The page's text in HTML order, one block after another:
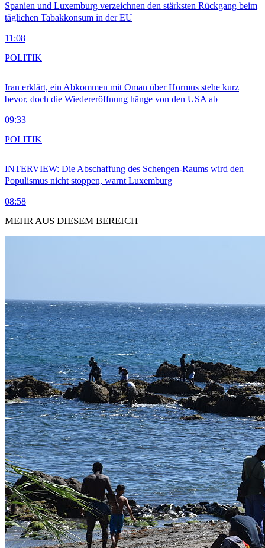
Spanien und Luxemburg verzeichnen den stärksten Rückgang beim
täglichen Tabakkonsum in der EU
11:08
Iran erklärt, ein Abkommen mit Oman über Hormus stehe kurz
bevor, doch die Wiedereröffnung hänge von den USA ab
09:33
POLITIK
INTERVIEW: Die Abschaffung des Schengen-Raums wird den
Populismus nicht stoppen, warnt Luxemburg
08:58
POLITIK
MEHR AUS DIESEM BEREICH